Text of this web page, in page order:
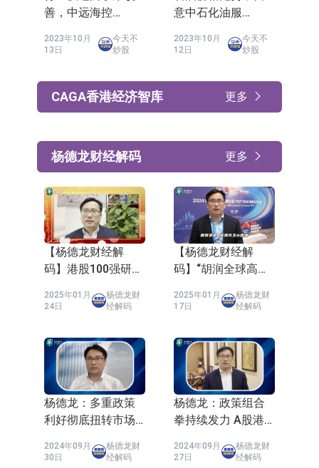
善，中远海控
2023年10月
13日
今天不
炒股
意中石化油服
2023年10月
12日
今天不
炒股
CAGA香港经济智库 更多
杨德龙财经解码 更多
【杨德龙财经解
码】港股100强研究
2025新春祝福及投
2025年01月
24日
杨德龙财
经解码
【杨德龙财经解
码】“胡润全球高质
单发布
2025年01月
17日
杨德龙财
经解码
杨德龙：多重政策
利好彻底扭转市场
愈烈
2024年09月
30日
杨德龙财
经解码
杨德龙：政策组合
拳持续发力 A股港
2024年09月
27日
杨德龙财
经解码